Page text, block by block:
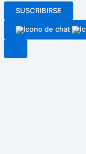
SUSCRIBIRSE